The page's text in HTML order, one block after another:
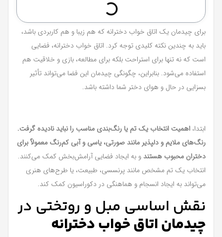
برای چیدمان یک اتاق خواب دخترانه که هم زیبا و هم کاربردی باشد،
باید به چندین نکته کلیدی توجه کرد. اتاق خواب دخترانه، فضایی
است که نه تنها برای استراحت بلکه برای مطالعه، بازی و خلاقیت هم
استفاده می‌شود. بنابراین، چگونگی چیدمان این فضا می‌تواند تأثیر
بسزایی در حال و هوای دختر شما داشته باشد.
ابتدا، اهمیت انتخاب یک تم یا رنگ‌بندی مناسب را نباید نادیده گرفت.
رنگ‌های ملایم و دلپذیر مانند صورتی، یاسی و آبی کم‌رنگ معمولاً برای
دختران محبوب هستندو به ایجاد فضایی آرامش‌بخش کمک می‌کنند.
انتخاب یک تم مشخص مانند پرنسسی، طبیعت، یا طرح‌های هنری
می‌تواند به ایجاد انسجام و هماهنگی در دکوراسیون کمک کند.
نقش اساسی مبل و روتختی در
چیدمان اتاق خواب دخترانه